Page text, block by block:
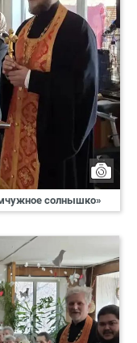
солнышко»